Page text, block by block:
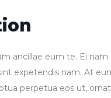
ancillae eum te. Ei
expetendis nam. At
perpetua eos ut,